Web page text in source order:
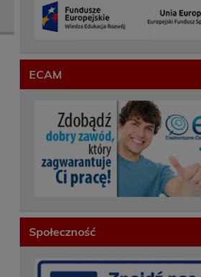
ECAM
Społeczność